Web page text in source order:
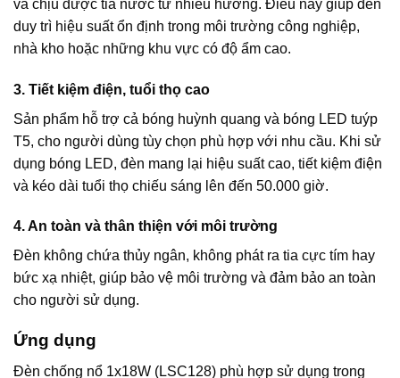
và chịu được tia nước từ nhiều hướng. Điều này giúp đèn
duy trì hiệu suất ổn định trong môi trường công nghiệp,
nhà kho hoặc những khu vực có độ ẩm cao.
3. Tiết kiệm điện, tuổi thọ cao
Sản phẩm hỗ trợ cả bóng huỳnh quang và bóng LED tuýp
T5, cho người dùng tùy chọn phù hợp với nhu cầu. Khi sử
dụng bóng LED, đèn mang lại hiệu suất cao, tiết kiệm điện
và kéo dài tuổi thọ chiếu sáng lên đến 50.000 giờ.
4. An toàn và thân thiện với môi trường
Đèn không chứa thủy ngân, không phát ra tia cực tím hay
bức xạ nhiệt, giúp bảo vệ môi trường và đảm bảo an toàn
cho người sử dụng.
Ứng dụng
Đèn chống nổ 1x18W (LSC128) phù hợp sử dụng trong